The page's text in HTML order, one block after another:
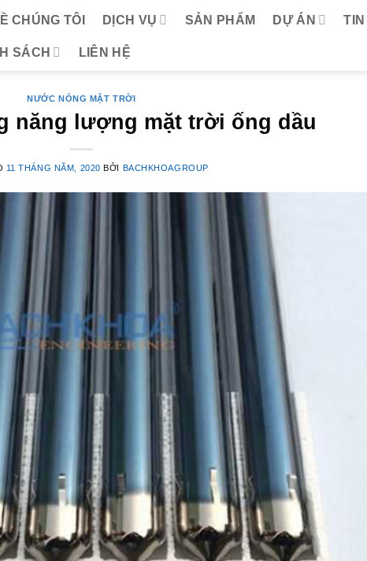
CHÚNG TÔI DỊCH VỤ SẢN PHẨM DỰ ÁN
SÁCH LIÊN HỆ
NƯỚC NÓNG MẶT TRỜI
năng lượng mặt trời ống dầu
11 THÁNG NĂM, 2020 BỞI BACHKHOAGROUP